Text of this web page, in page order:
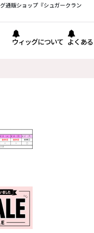
通販ショップ『シュガークラン
ウィッグについて よくあ